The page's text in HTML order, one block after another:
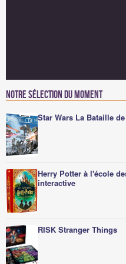
Notre sélection du moment
Star Wars La Bataille
Herry Potter à l'école
interactive
RISK Stranger Things